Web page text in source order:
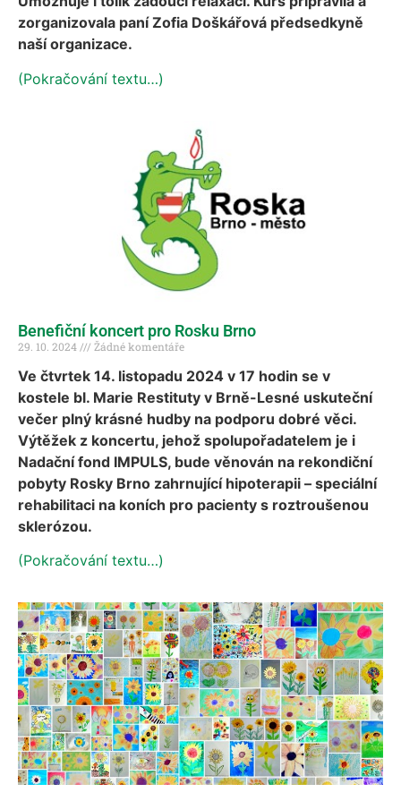
zorganizovala paní Zofia Doškářová předsedkyně
naší organizace.
(Pokračování textu…)
Benefiční koncert pro Rosku Brno
29. 10. 2024 Žádné komentáře
Ve čtvrtek 14. listopadu 2024 v 17 hodin se v
kostele bl. Marie Restituty v Brně-Lesné uskuteční
večer plný krásné hudby na podporu dobré věci.
Výtěžek z koncertu, jehož spolupořadatelem je i
Nadační fond IMPULS, bude věnován na rekondiční
pobyty Rosky Brno zahrnující hipoterapii – speciální
rehabilitaci na koních pro pacienty s roztroušenou
sklerózou.
(Pokračování textu…)